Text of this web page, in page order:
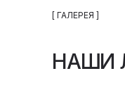
[ ГАЛЕРЕЯ ]
НАШИ